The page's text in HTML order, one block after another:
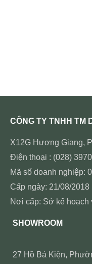
CÔNG TY TNHH TM
X12G Hương Giang,
Điện thoại : (028)
Mã số doanh nghiệp:
Cấp ngày: 21/08/2018
Nơi cấp: Sở kế hoạch
SHOWROOM
27 Hồ Bá Kiện,